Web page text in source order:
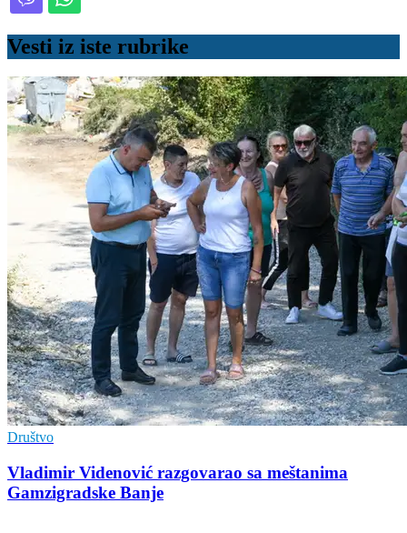
Vesti iz iste rubrike
Društvo
Vladimir Vidеnović razgovarao sa mеštanima
Gamzigradskе Banjе